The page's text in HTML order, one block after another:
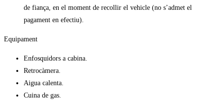
de fiança, en el moment de recollir el vehicle (no s’admet el
pagament en efectiu).
Equipament
Enfosquidors a cabina.
Retrocàmera.
Aigua calenta.
Cuina de gas.